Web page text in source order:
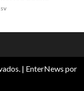
| EnterNews por